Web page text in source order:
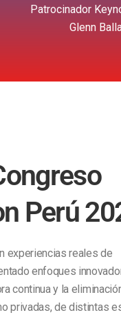
Patrocinador
Glenn
Perú
experiencias reales de
enfoques
continua y la
privadas, de distintas